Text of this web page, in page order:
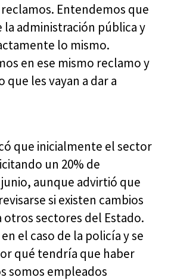
Entendemos que
administración pública y
lo mismo.
en ese mismo reclamo y
que les vayan a dar a
que inicialmente el sector
un 20% de
aunque advirtió que
si existen cambios
otros sectores del Estado.
el caso de la policía y se
qué tendría que haber
somos empleados